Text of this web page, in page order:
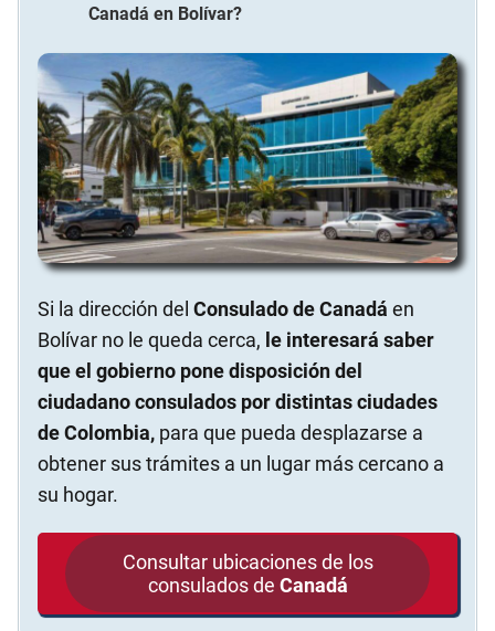
Canadá en Bolívar?
Si la dirección del Consulado de Canadá en
Bolívar no le queda cerca, le interesará saber
que el gobierno pone disposición del
ciudadano consulados por distintas ciudades
de Colombia, para que pueda desplazarse a
obtener sus trámites a un lugar más cercano a
su hogar.
Consultar ubicaciones de los
consulados de Canadá